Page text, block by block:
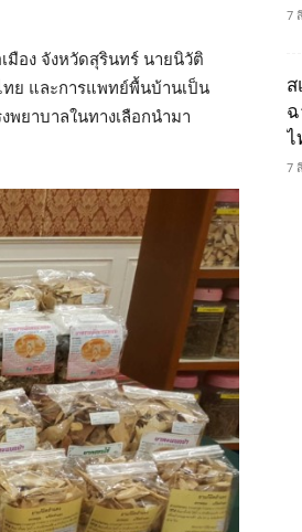
มือง จังหวัดสุรินทร์ นายนิวัติ
ทย และการแพทย์พื้นบ้านเป็น
ยาบาลในทางเลือกนำมา
7
ส
ไ
7